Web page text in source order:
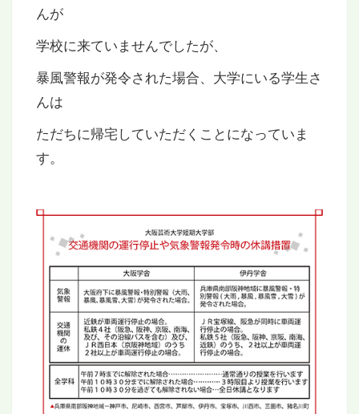
んが
学校に来ていませんでしたが、
暴風警報が発令された場合、大学にいる学生さ
んは
ただちに帰宅していただくことになっていま
す。